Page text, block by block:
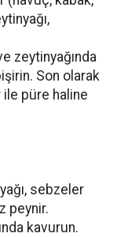
zeytinyağında
Son olarak
ile püre haline
sebzeler
peynir.
kavurun.